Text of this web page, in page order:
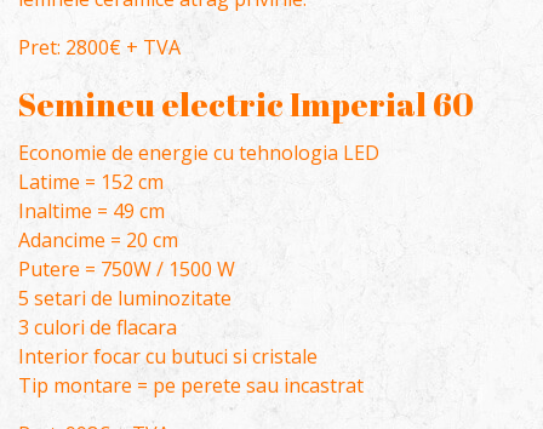
Pret: 2800€ + TVA
Semineu electric Imperial 60
Economie de energie cu tehnologia LED
Latime = 152 cm
Inaltime = 49 cm
Adancime = 20 cm
Putere = 750W / 1500 W
5 setari de luminozitate
3 culori de flacara
Interior focar cu butuci si cristale
Tip montare = pe perete sau incastrat